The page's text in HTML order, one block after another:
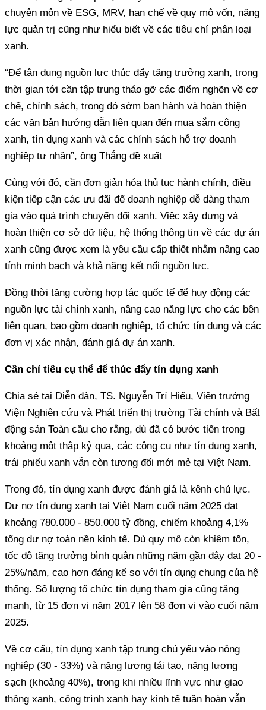
chuyên môn về ESG, MRV, hạn chế về quy mô vốn, năng
lực quản trị cũng như hiểu biết về các tiêu chí phân loại
xanh.
“Để tận dụng nguồn lực thúc đẩy tăng trưởng xanh, trong
thời gian tới cần tập trung tháo gỡ các điểm nghẽn về cơ
chế, chính sách, trong đó sớm ban hành và hoàn thiện
các văn bản hướng dẫn liên quan đến mua sắm công
xanh, tín dụng xanh và các chính sách hỗ trợ doanh
nghiệp tư nhân”, ông Thắng đề xuất
Cùng với đó, cần đơn giản hóa thủ tục hành chính, điều
kiện tiếp cận các ưu đãi để doanh nghiệp dễ dàng tham
gia vào quá trình chuyển đổi xanh. Việc xây dựng và
hoàn thiện cơ sở dữ liệu, hệ thống thông tin về các dự án
xanh cũng được xem là yêu cầu cấp thiết nhằm nâng cao
tính minh bạch và khả năng kết nối nguồn lực.
Đồng thời tăng cường hợp tác quốc tế để huy động các
nguồn lực tài chính xanh, nâng cao năng lực cho các bên
liên quan, bao gồm doanh nghiệp, tổ chức tín dụng và các
đơn vị xác nhận, đánh giá dự án xanh.
Cần chỉ tiêu cụ thể để thúc đẩy tín dụng xanh
Chia sẻ tại Diễn đàn, TS. Nguyễn Trí Hiếu, Viện trưởng
Viện Nghiên cứu và Phát triển thị trường Tài chính và Bất
động sản Toàn cầu cho rằng, dù đã có bước tiến trong
khoảng một thập kỷ qua, các công cụ như tín dụng xanh,
trái phiếu xanh vẫn còn tương đối mới mẻ tại Việt Nam.
Trong đó, tín dụng xanh được đánh giá là kênh chủ lực.
Dư nợ tín dụng xanh tại Việt Nam cuối năm 2025 đạt
khoảng 780.000 - 850.000 tỷ đồng, chiếm khoảng 4,1%
tổng dư nợ toàn nền kinh tế. Dù quy mô còn khiêm tốn,
tốc độ tăng trưởng bình quân những năm gần đây đạt 20 -
25%/năm, cao hơn đáng kể so với tín dụng chung của hệ
thống. Số lượng tổ chức tín dụng tham gia cũng tăng
mạnh, từ 15 đơn vị năm 2017 lên 58 đơn vị vào cuối năm
2025.
Về cơ cấu, tín dụng xanh tập trung chủ yếu vào nông
nghiệp (30 - 33%) và năng lượng tái tạo, năng lượng
sạch (khoảng 40%), trong khi nhiều lĩnh vực như giao
thông xanh, công trình xanh hay kinh tế tuần hoàn vẫn